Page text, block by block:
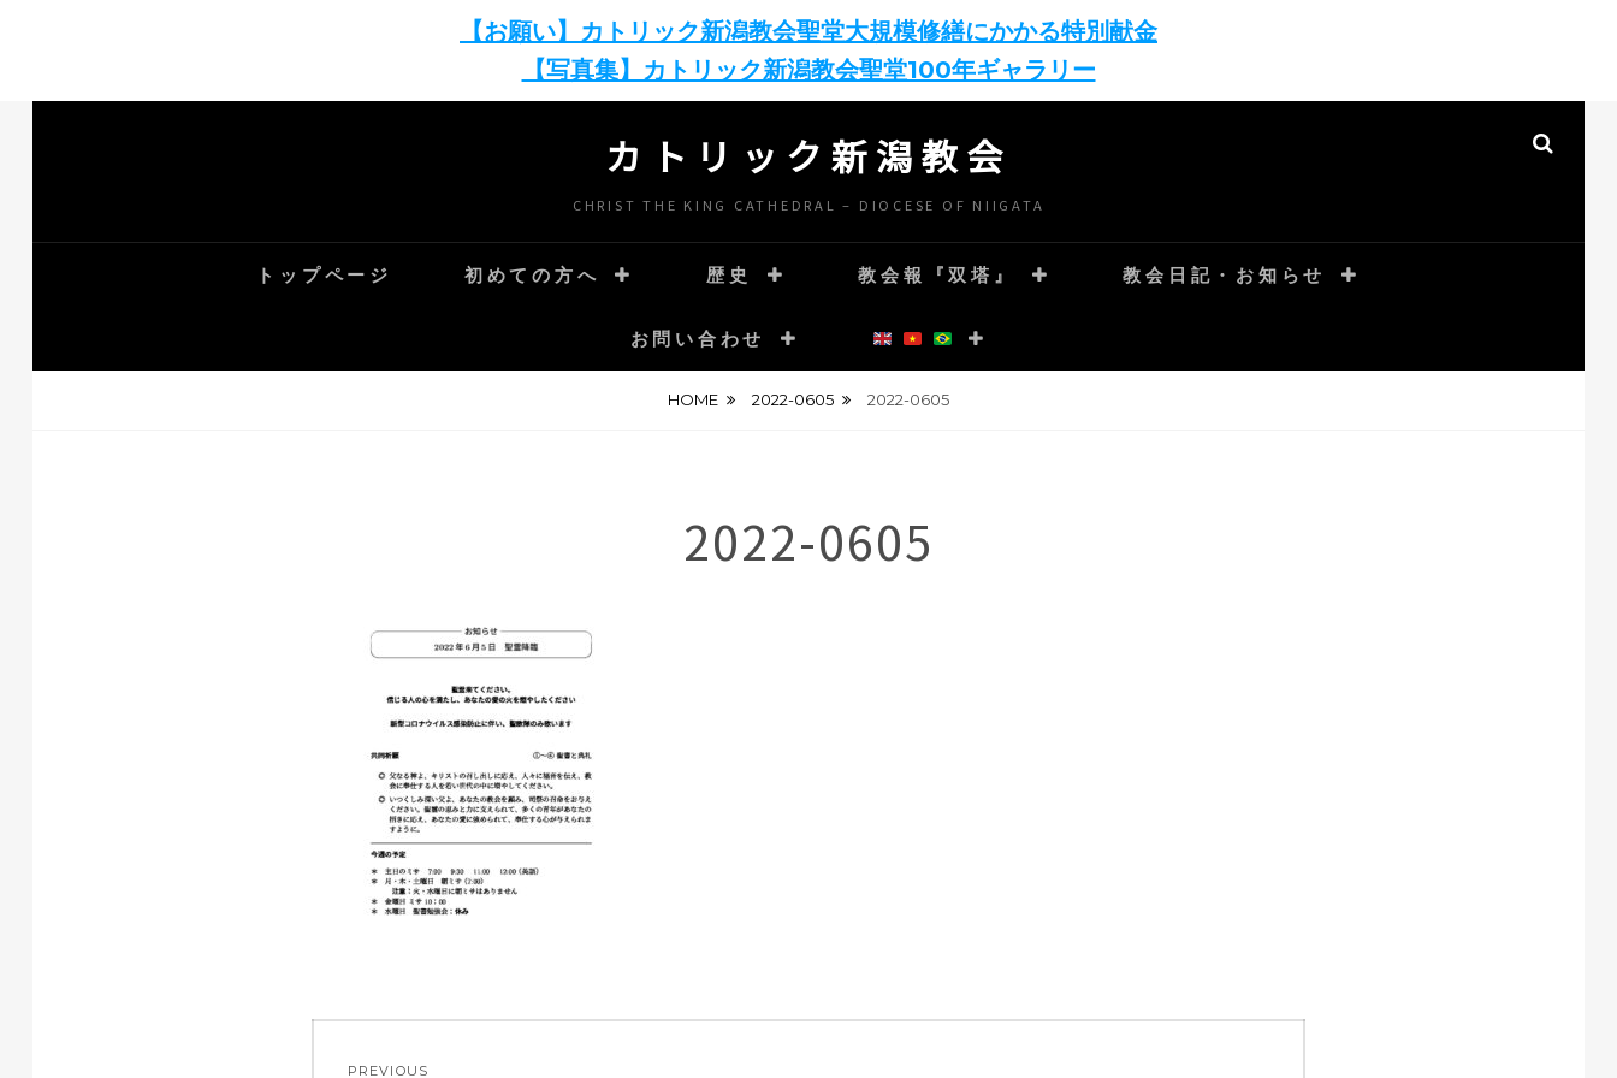
【お願い】カトリック新潟教会聖堂大規模修繕にかかる特別献金
【写真集】カトリック新潟教会聖堂100年ギャラリー
カトリック新潟教会
CHRIST THE KING CATHEDRAL – DIOCESE OF NIIGATA
トップページ 初めての方へ 歴史 教会報『双塔』 教会日記・お知らせ
お問い合わせ
HOME 2022-0605 2022-0605
2022-0605
PREVIOUS